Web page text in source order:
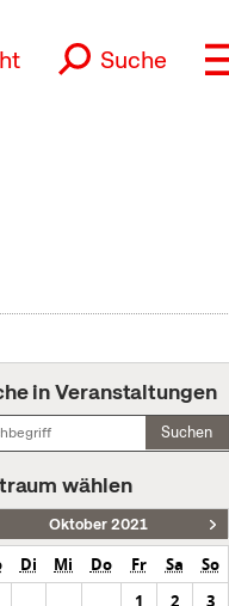
Suche
in Veranstaltungen
Suchen
wählen
Oktober 2021
Di Mi Do Fr Sa
So
1
2
3